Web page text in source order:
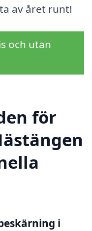
av året runt!
och utan
för
i